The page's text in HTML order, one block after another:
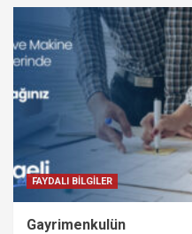
FAYDALI BİLGİLER
Gayrimenkulün